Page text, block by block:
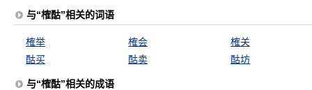
与“榷酤”相关的词语
榷举 榷会
榷关
酤买
酤卖 酤坊
与“榷酤”相关的成语